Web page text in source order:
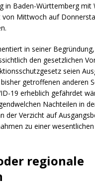
in Baden-Württemberg mit
Mittwoch auf
in seiner
den gesetzlichen
seien
getroffenen anderen
19 erheblich gefährdet
Nachteilen in
Verzicht auf
zu einer
regionale